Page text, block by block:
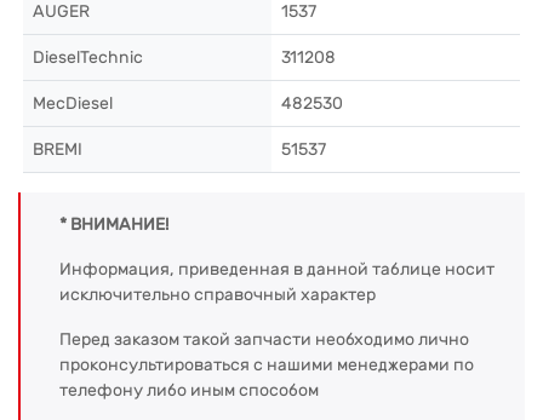
AUGER 1537
DieselTechnic 311208
MecDiesel 482530
BREMI 51537
* ВНИМАНИЕ!
Информация, приведенная в данной таблице носит
исключительно справочный характер
Перед заказом такой запчасти необходимо лично
проконсультироваться с нашими менеджерами по
телефону либо иным способом